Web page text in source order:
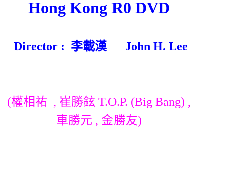
Hong Kong R0 DVD
Director : 李載漢 John H. Lee
(權相祐 , 崔勝鉉 T.O.P. (Big Bang) ,
車勝元 , 金勝友)